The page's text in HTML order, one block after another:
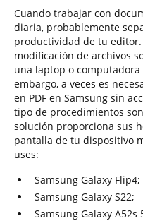
Cuando trabajar con
diaria, probablemente
productividad de tu
modificación de archivos
una laptop o
embargo, a veces es
en PDF en Samsung sin
tipo de procedimientos
solución proporciona sus
pantalla de tu dispositivo
uses:
Samsung Galaxy Flip4;
Samsung Galaxy S22;
Samsung Galaxy A52s